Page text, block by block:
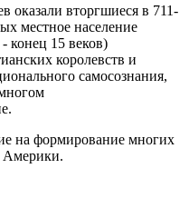
оказали вторгшиеся в 711-
местное население
конец 15 веков)
королевств и
самосознания,
на формирование многих
Америки.